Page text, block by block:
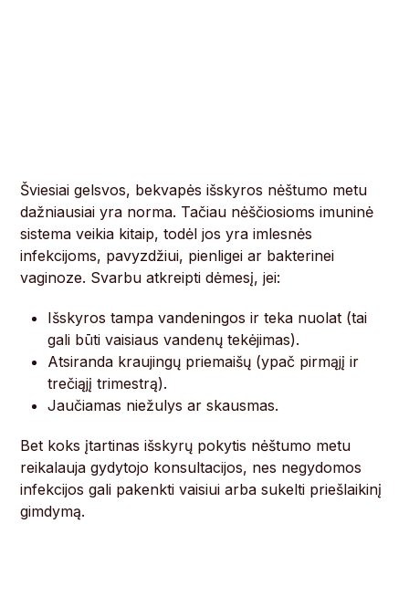
Šviesiai gelsvos, bekvapės išskyros nėštumo metu
dažniausiai yra norma. Tačiau nėščiosioms imuninė
sistema veikia kitaip, todėl jos yra imlesnės
infekcijoms, pavyzdžiui, pienligei ar bakterinei
vaginoze. Svarbu atkreipti dėmesį, jei:
Išskyros tampa vandeningos ir teka nuolat (tai
gali būti vaisiaus vandenų tekėjimas).
Atsiranda kraujingų priemaišų (ypač pirmąjį ir
trečiąjį trimestrą).
Jaučiamas niežulys ar skausmas.
Bet koks įtartinas išskyrų pokytis nėštumo metu
reikalauja gydytojo konsultacijos, nes negydomos
infekcijos gali pakenkti vaisiui arba sukelti priešlaikinį
gimdymą.